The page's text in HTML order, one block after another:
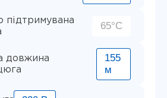
підтримувана
65°С
довжина
155
м